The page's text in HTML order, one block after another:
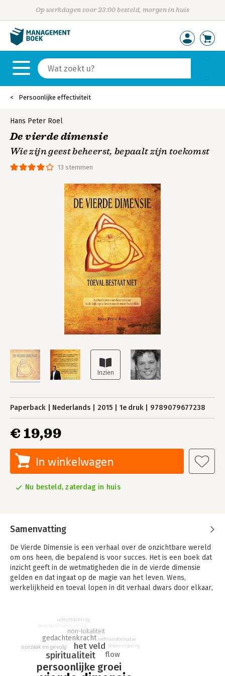
Op werkdagen voor 23:00 besteld, morgen in huis
Persoonlijke effectiviteit
13 stemmen
Hans Peter Roel
De vierde dimensie
Wie zijn geest beheerst, bepaalt zijn toekomst
Paperback Nederlands 2015 1e druk 9789079677238
€ 19,99
In winkelwagen
Nu besteld, zaterdag in huis
Samenvatting
De Vierde Dimensie is een verhaal over de onzichtbare wereld
om ons heen, die bepalend is voor succes. Het is een boek dat
inzicht geeft in de wetmatigheden die in de vierde dimensie
gelden en dat ingaat op de magie van het leven. Wens,
werkelijkheid en toeval lopen in dit verhaal dwars door elkaar,
herkennen en dat vervolgens gericht te sturen.
Ga mee op reis met Nick Larson, een succesvolle
beursmakelaar, die door de crisis in de schuldsanering
belandt. Na deze ingrijpende gebeurtenis gaat hij op zoek naar
de waarheid en komt zo de vierde dimensie op het spoor.
persoonlijke groei
spiritualiteit
het veld
flow
gedachtenkracht
non-lokaliteit
zelftransformatie
oorzaak en gevolg betekenisgeving
bewustzijnsverruiming
zelfontdekking